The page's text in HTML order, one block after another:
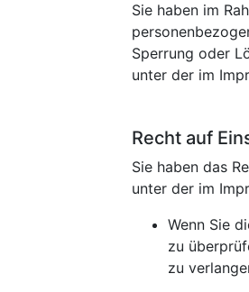
Sie haben im
Sperrung oder
unter der im
Recht auf
Sie haben das
unter der im
Wenn Sie
zu
zu